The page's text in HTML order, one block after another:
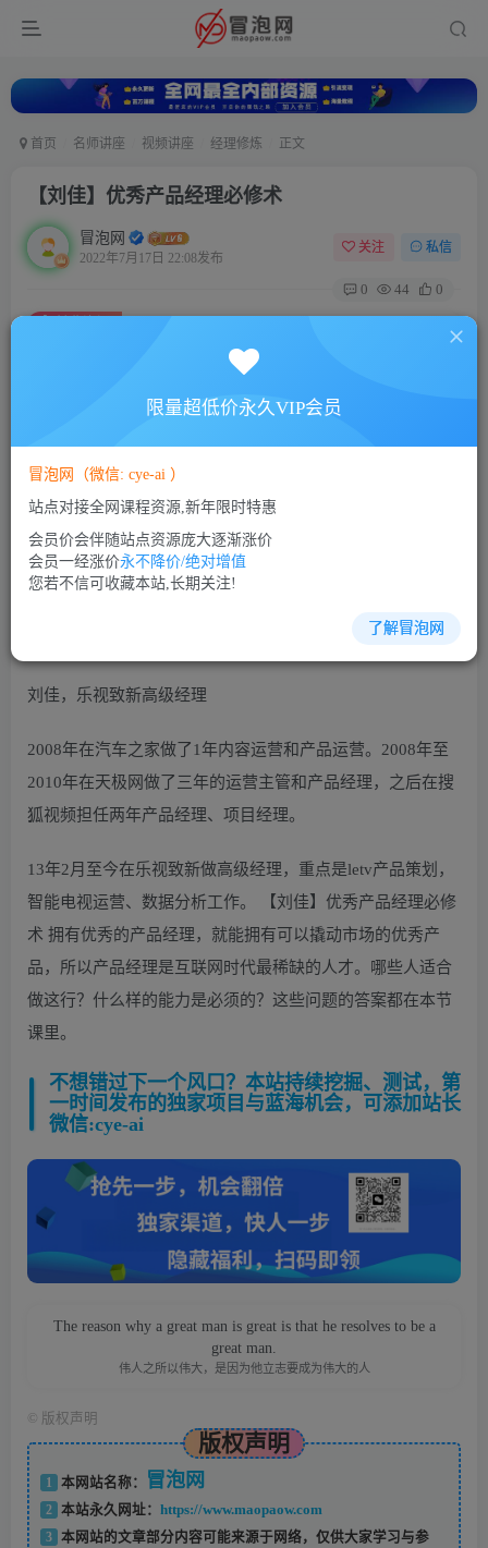
首页 名师讲座 视频讲座 经理修炼 正文
【刘佳】优秀产品经理必修术
冒泡网
2022年7月17日 22:08发布
关注 私信
0 44 0
【刘佳】优秀产品经理必修术
此内容为付费资源，请付费后查看
5
VIP会员 免费
立即购买
您当前未登录！建议登陆后购买，可保存购买订单
刘佳，乐视致新高级经理
2008年在汽车之家做了1年内容运营和产品运营。2008年至
2010年在天极网做了三年的运营主管和产品经理，之后在搜
狐视频担任两年产品经理、项目经理。
13年2月至今在乐视致新做高级经理，重点是letv产品策划，
智能电视运营、数据分析工作。 【刘佳】优秀产品经理必修
术 拥有优秀的产品经理，就能拥有可以撬动市场的优秀产
品，所以产品经理是互联网时代最稀缺的人才。哪些人适合
做这行？什么样的能力是必须的？这些问题的答案都在本节
课里。
不想错过下一个风口？本站持续挖掘、测试，第
一时间发布的独家项目与蓝海机会，可添加站长
微信:cye-ai
The reason why a great man is great is that he resolves to be a
great man.
伟人之所以伟大，是因为他立志要成为伟大的人
版权声明
版权声明
1 本网站名称： 冒泡网
2 本站永久网址： https://www.maopaow.com
3
本网站的文章部分内容可能来源于网络，仅供大家学习与参
限量超低价永久VIP会员
冒泡网（微信: cye-ai ）
站点对接全网课程资源,新年限时特惠
会员价会伴随站点资源庞大逐渐涨价
会员一经涨价永不降价/绝对增值
您若不信可收藏本站,长期关注!
了解冒泡网